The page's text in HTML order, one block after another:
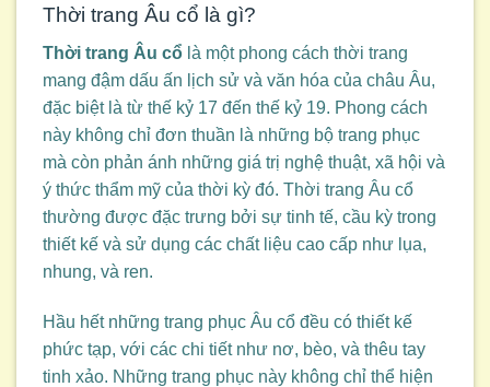
Thời trang Âu cổ là gì?
Thời trang Âu cổ là một phong cách thời trang
mang đậm dấu ấn lịch sử và văn hóa của châu Âu,
đặc biệt là từ thế kỷ 17 đến thế kỷ 19. Phong cách
này không chỉ đơn thuần là những bộ trang phục
mà còn phản ánh những giá trị nghệ thuật, xã hội và
ý thức thẩm mỹ của thời kỳ đó. Thời trang Âu cổ
thường được đặc trưng bởi sự tinh tế, cầu kỳ trong
thiết kế và sử dụng các chất liệu cao cấp như lụa,
nhung, và ren.
Hầu hết những trang phục Âu cổ đều có thiết kế
phức tạp, với các chi tiết như nơ, bèo, và thêu tay
tinh xảo. Những trang phục này không chỉ thể hiện